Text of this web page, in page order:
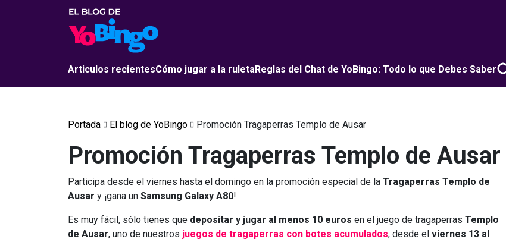
Articulos recientesCómo jugar a la ruletaReglas del Chat de YoBingo: Todo lo que Debes Saber
Portada El blog de YoBingo Promoción Tragaperras Templo de Ausar
Promoción Tragaperras Templo de Ausar
Participa desde el viernes hasta el domingo en la promoción especial de la Tragaperras Templo de
Ausar y ¡gana un Samsung Galaxy A80!
Es muy fácil, sólo tienes que depositar y jugar al menos 10 euros en el juego de tragaperras Templo
de Ausar, uno de nuestros juegos de tragaperras con botes acumulados, desde el viernes 13 al